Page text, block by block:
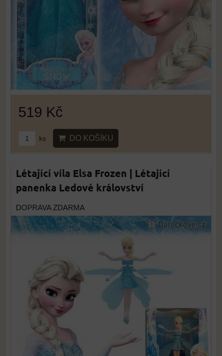
519 Kč
ks DO KOŠÍKU
Létající víla Elsa Frozen | Létající
panenka Ledové království
DOPRAVA ZDARMA